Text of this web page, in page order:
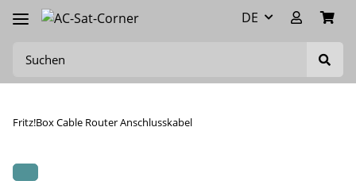
DE
Fritz!Box Cable Router Anschlusskabel